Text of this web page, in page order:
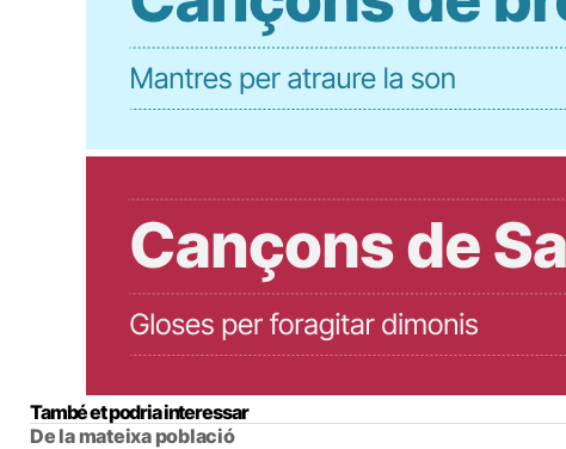
També et podria interessar
De la mateixa població